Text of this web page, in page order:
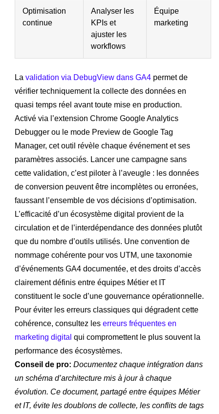
Optimisation
continue
Analyser les
KPIs et
ajuster les
workflows
Équipe
marketing
La validation via DebugView dans GA4 permet de
vérifier techniquement la collecte des données en
quasi temps réel avant toute mise en production.
Activé via l’extension Chrome Google Analytics
Debugger ou le mode Preview de Google Tag
Manager, cet outil révèle chaque événement et ses
paramètres associés. Lancer une campagne sans
cette validation, c’est piloter à l’aveugle : les données
de conversion peuvent être incomplètes ou erronées,
faussant l’ensemble de vos décisions d’optimisation.
L’efficacité d’un écosystème digital provient de la
circulation et de l’interdépendance des données plutôt
que du nombre d’outils utilisés. Une convention de
nommage cohérente pour vos UTM, une taxonomie
d’événements GA4 documentée, et des droits d’accès
clairement définis entre équipes Métier et IT
constituent le socle d’une gouvernance opérationnelle.
Pour éviter les erreurs classiques qui dégradent cette
cohérence, consultez les erreurs fréquentes en
marketing digital qui compromettent le plus souvent la
performance des écosystèmes.
Conseil de pro: Documentez chaque intégration dans
un schéma d’architecture mis à jour à chaque
évolution. Ce document, partagé entre équipes Métier
et IT, évite les doublons de collecte, les conflits de tags